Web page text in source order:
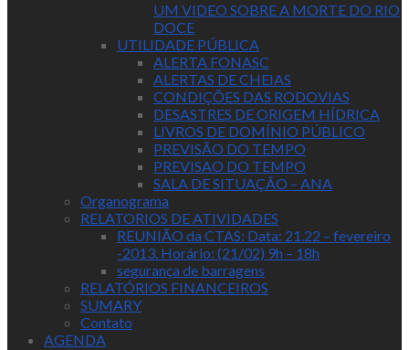
UM VIDEO SOBRE A MORTE DO RIO
DOCE
UTILIDADE PÚBLICA
ALERTA FONASC
ALERTAS DE CHEIAS
CONDIÇÕES DAS RODOVIAS
DESASTRES DE ORIGEM HÍDRICA
LIVROS DE DOMÍNIO PÚBLICO
PREVISÃO DO TEMPO
PREVISAO DO TEMPO
SALA DE SITUAÇÃO – ANA
Organograma
RELATORIOS DE ATIVIDADES
REUNIÃO da CTAS: Data: 21.22 – fevereiro
-2013. Horário: (21/02) 9h – 18h
segurança de barragens
RELATÓRIOS FINANCEIROS
SUMARY
Contato
AGENDA